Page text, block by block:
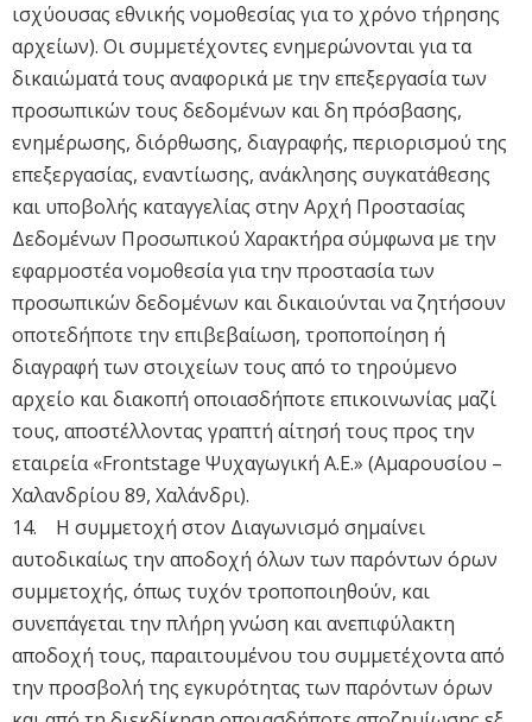
ισχύουσας εθνικής νομοθεσίας για το χρόνο τήρησης
αρχείων). Οι συμμετέχοντες ενημερώνονται για τα
δικαιώματά τους αναφορικά με την επεξεργασία των
προσωπικών τους δεδομένων και δη πρόσβασης,
ενημέρωσης, διόρθωσης, διαγραφής, περιορισμού της
επεξεργασίας, εναντίωσης, ανάκλησης συγκατάθεσης
και υποβολής καταγγελίας στην Αρχή Προστασίας
Δεδομένων Προσωπικού Χαρακτήρα σύμφωνα με την
εφαρμοστέα νομοθεσία για την προστασία των
προσωπικών δεδομένων και δικαιούνται να ζητήσουν
οποτεδήποτε την επιβεβαίωση, τροποποίηση ή
διαγραφή των στοιχείων τους από το τηρούμενο
αρχείο και διακοπή οποιασδήποτε επικοινωνίας μαζί
τους, αποστέλλοντας γραπτή αίτησή τους προς την
εταιρεία «Frontstage Ψυχαγωγική Α.Ε.» (Αμαρουσίου –
Χαλανδρίου 89, Χαλάνδρι).
14. Η συμμετοχή στον Διαγωνισμό σημαίνει
αυτοδικαίως την αποδοχή όλων των παρόντων όρων
συμμετοχής, όπως τυχόν τροποποιηθούν, και
συνεπάγεται την πλήρη γνώση και ανεπιφύλακτη
αποδοχή τους, παραιτουμένου του συμμετέχοντα από
την προσβολή της εγκυρότητας των παρόντων όρων